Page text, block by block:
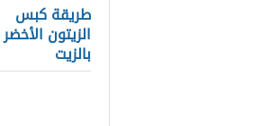
طريقة كبس
الزيتون الأخضر
بالزيت